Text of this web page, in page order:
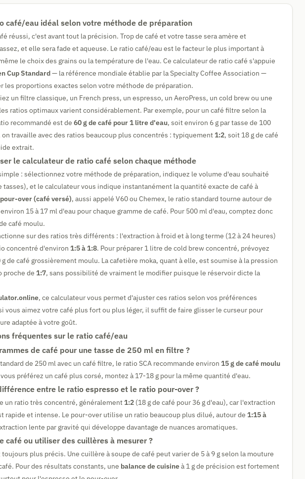
café/eau idéal selon votre méthode de préparation
réussi, c'est avant tout la précision. Trop de café et votre tasse sera amère et
et elle sera fade et aqueuse. Le ratio café/eau est le facteur le plus important à
le choix des grains ou la température de l'eau. Ce calculateur de ratio café s'appuie
Cup Standard— la référence mondiale établie par la Specialty Coffee Association —
les proportions exactes selon votre méthode de préparation.
un filtre classique, un French press, un espresso, un AeroPress, un cold brew ou une
ratios optimaux varient considérablement. Par exemple, pour un café filtre selon la
recommandé est de 60 g de café pour 1 litre d'eau, soit environ 6 g par tasse de 100
on travaille avec des ratios beaucoup plus concentrés : typiquement 1:2, soit 18 g de café
extrait.
le calculateur de ratio café selon chaque méthode
: sélectionnez votre méthode de préparation, indiquez le volume d'eau souhaité
tasses), et le calculateur vous indique instantanément la quantité exacte de café à
pour-over (café versé), aussi appelé V60 ou Chemex, le ratio standard tourne autour de
15 à 17 ml d'eau pour chaque gramme de café. Pour 500 ml d'eau, comptez donc
café moulu.
sur des ratios très différents : l'extraction à froid et à long terme (12 à 24 heures)
concentré d'environ 1:5 à 1:8. Pour préparer 1 litre de cold brew concentré, prévoyez
de café grossièrement moulu. La cafetière moka, quant à elle, est soumise à la pression
proche de 1:7, sans possibilité de vraiment le modifier puisque le réservoir dicte la
, ce calculateur vous permet d'ajuster ces ratios selon vos préférences
vous aimez votre café plus fort ou plus léger, il suffit de faire glisser le curseur pour
adaptée à votre goût.
fréquentes sur le ratio café/eau
de café pour une tasse de 250 ml en filtre ?
de 250 ml avec un café filtre, le ratio SCA recommande environ 15 g de café moulu
préférez un café plus corsé, montez à 17-18 g pour la même quantité d'eau.
entre le ratio espresso et le ratio pour-over ?
un ratio très concentré, généralement 1:2 (18 g de café pour 36 g d'eau), car l'extraction
rapide et intense. Le pour-over utilise un ratio beaucoup plus dilué, autour de 1:15 à
lente par gravité qui développe davantage de nuances aromatiques.
café ou utiliser des cuillères à mesurer ?
toujours plus précis. Une cuillère à soupe de café peut varier de 5 à 9 g selon la mouture
Pour des résultats constants, une balance de cuisineà 1 g de précision est fortement